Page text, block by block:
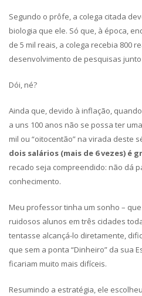
Segundo o prôfe, a colega citada
biologia que ele. Só que, à época,
de 5 mil reais, a colega recebia 800
desenvolvimento de pesquisas
Dói, né?
Ainda que, devido à inflação,
a uns 100 anos não se possa ter
mil ou “oitocentão” na virada deste
dois salários (mais de 6 vezes) é
recado seja compreendido: não dá
conhecimento.
Meu professor tinha um sonho –
ruidosos alunos em três cidades
tentasse alcançá-lo diretamente,
que sem a ponta “Dinheiro” da sua
ficariam muito mais difíceis.
Resumindo a estratégia, ele